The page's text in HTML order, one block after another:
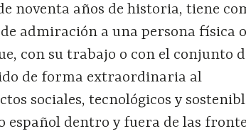
noventa años de historia, tiene
admiración a una persona física
con su trabajo o con el conjunto
de forma extraordinaria al
sociales, tecnológicos y
español dentro y fuera de las